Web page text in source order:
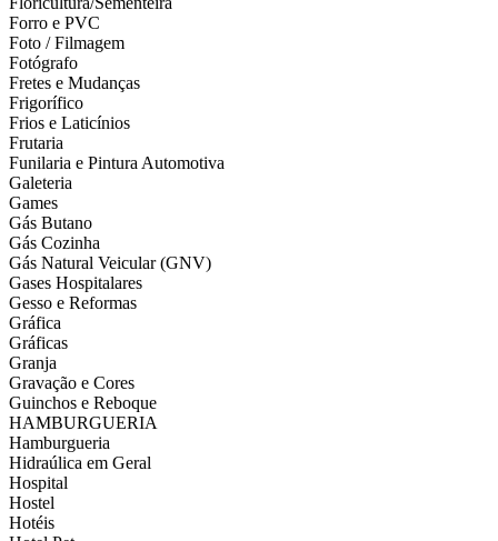
Forro e PVC
Foto / Filmagem
Fotógrafo
Fretes e Mudanças
Frigorífico
Frios e Laticínios
Frutaria
Funilaria e Pintura Automotiva
Galeteria
Games
Gás Butano
Gás Cozinha
Gás Natural Veicular (GNV)
Gases Hospitalares
Gesso e Reformas
Gráfica
Gráficas
Granja
Gravação e Cores
Guinchos e Reboque
HAMBURGUERIA
Hamburgueria
Hidraúlica em Geral
Hospital
Hostel
Hotéis